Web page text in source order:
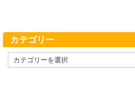
カテゴリー
テ